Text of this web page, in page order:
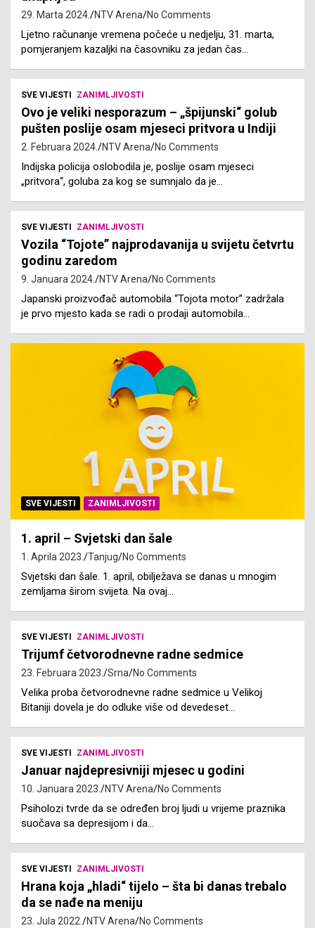
29. Marta 2024. NTV Arena No Comments
Ljetno računanje vremena počeće u nedjelju, 31. marta,
pomjeranjem kazaljki na časovniku za jedan čas…
SVE VIJESTI ZANIMLJIVOSTI
Ovo je veliki nesporazum – „špijunski“ golub
pušten poslije osam mjeseci pritvora u Indiji
2. Februara 2024. NTV Arena No Comments
Indijska policija oslobodila je, poslije osam mjeseci
„pritvora“, goluba za kog se sumnjalo da je…
SVE VIJESTI ZANIMLJIVOSTI
Vozila “Tojote” najprodavanija u svijetu četvrtu
godinu zaredom
9. Januara 2024. NTV Arena No Comments
Japanski proizvođač automobila “Tojota motor” zadržala
je prvo mjesto kada se radi o prodaji automobila…
SVE VIJESTI ZANIMLJIVOSTI
1. april – Svjetski dan šale
1. Aprila 2023. Tanjug No Comments
Svjetski dan šale. 1. april, obilježava se danas u mnogim
zemljama širom svijeta. Na ovaj…
SVE VIJESTI ZANIMLJIVOSTI
Trijumf četvorodnevne radne sedmice
23. Februara 2023. Srna No Comments
Velika proba četvorodnevne radne sedmice u Velikoj
Bitaniji dovela je do odluke više od devedeset…
SVE VIJESTI ZANIMLJIVOSTI
Januar najdepresivniji mjesec u godini
10. Januara 2023. NTV Arena No Comments
Psiholozi tvrde da se određen broj ljudi u vrijeme praznika
suočava sa depresijom i da…
SVE VIJESTI ZANIMLJIVOSTI
Hrana koja „hladi“ tijelo – šta bi danas trebalo
da se nađe na meniju
23. Jula 2022. NTV Arena No Comments